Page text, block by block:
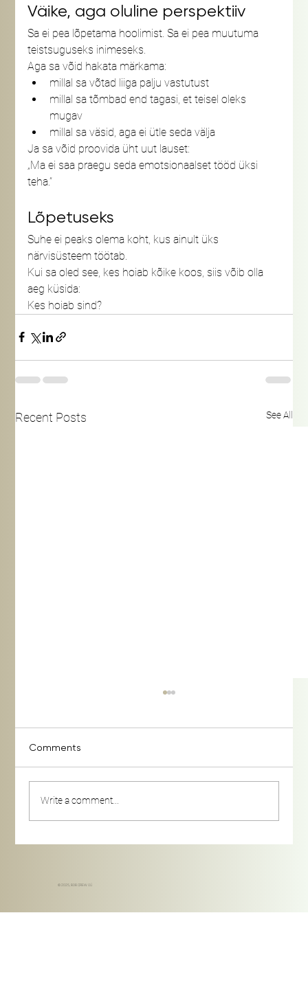
Väike, aga oluline perspektiiv
Sa ei pea lõpetama hoolimist. Sa ei pea muutuma
teistsuguseks inimeseks.
Aga sa võid hakata märkama:
millal sa võtad liiga palju vastutust
millal sa tõmbad end tagasi, et teisel oleks
mugav
millal sa väsid, aga ei ütle seda välja
Ja sa võid proovida üht uut lauset:
„Ma ei saa praegu seda emotsionaalset tööd üksi
teha.”
Lõpetuseks
Suhe ei peaks olema koht, kus ainult üks
närvisüsteem töötab.
Kui sa oled see, kes hoiab kõike koos, siis võib olla
aeg küsida:
Kes hoiab sind?
Recent Posts See All
Comments
Write a comment...
© 2025, 808 CREW OÜ